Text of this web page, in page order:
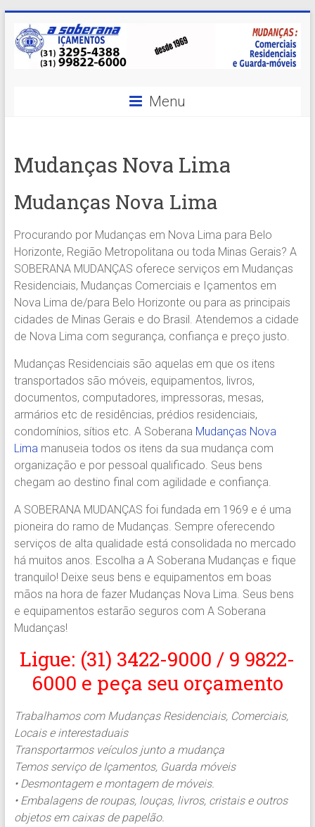
content
A
MELHOR
em
Içamentos
em
BH
e
Região.
Segurança,
Confiança.
Içamento.
Içamento
BH
é
com
A
Soberana
Içamentos.
Menu
Mudanças Nova Lima
Mudanças Nova Lima
Procurando por Mudanças em Nova Lima para Belo
Horizonte, Região Metropolitana ou toda Minas Gerais? A
SOBERANA MUDANÇAS oferece serviços em Mudanças
Residenciais, Mudanças Comerciais e Içamentos em
Nova Lima de/para Belo Horizonte ou para as principais
cidades de Minas Gerais e do Brasil. Atendemos a cidade
de Nova Lima com segurança, confiança e preço justo.
Mudanças Residenciais são aquelas em que os itens
transportados são móveis, equipamentos, livros,
documentos, computadores, impressoras, mesas,
armários etc de residências, prédios residenciais,
condomínios, sítios etc. A Soberana Mudanças Nova
Limamanuseia todos os itens da sua mudança com
organização e por pessoal qualificado. Seus bens
chegam ao destino final com agilidade e confiança.
A SOBERANA MUDANÇAS foi fundada em 1969 e é uma
pioneira do ramo de Mudanças. Sempre oferecendo
serviços de alta qualidade está consolidada no mercado
há muitos anos. Escolha a A Soberana Mudanças e fique
tranquilo! Deixe seus bens e equipamentos em boas
mãos na hora de fazer Mudanças Nova Lima. Seus bens
e equipamentos estarão seguros com A Soberana
Mudanças!
Ligue: (31) 3422-9000 / 9 9822-
6000 e peça seu orçamento
Trabalhamos com Mudanças Residenciais, Comerciais,
Locais e interestaduais
Transportarmos veículos junto a mudança
Temos serviço de Içamentos, Guarda móveis
• Desmontagem e montagem de móveis.
• Embalagens de roupas, louças, livros, cristais e outros
objetos em caixas de papelão.